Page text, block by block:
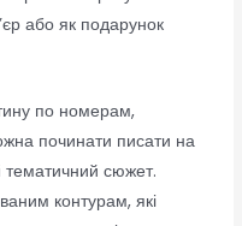
або як подарунок
по номерам,
починати писати на
сюжет.
контурам, які